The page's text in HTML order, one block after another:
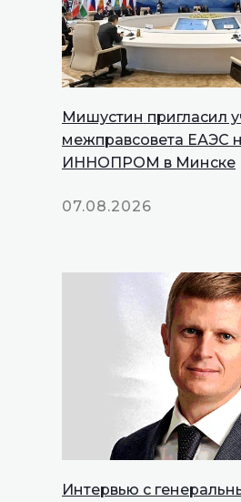
Мишустин пригласил
межправсовета ЕАЭС
ИННОПРОМ в Минске
07.08.2026
Интервью с